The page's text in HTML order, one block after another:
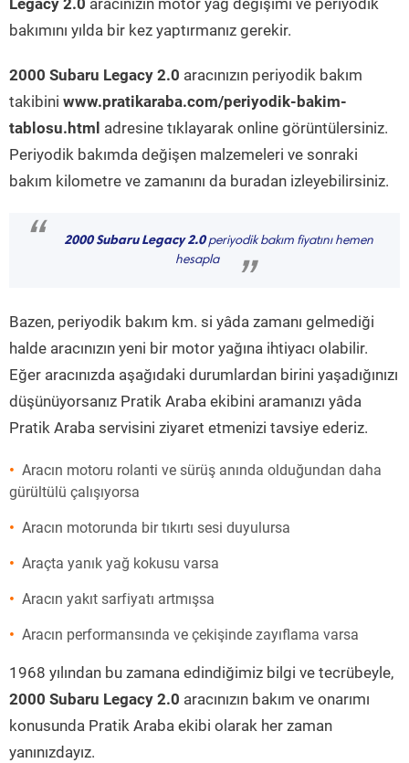
Legacy 2.0 aracınızın motor yağ değişimi ve periyodik
bakımını yılda bir kez yaptırmanız gerekir.
2000 Subaru Legacy 2.0 aracınızın periyodik bakım
takibini www.pratikaraba.com/periyodik-bakim-
tablosu.html adresine tıklayarak online görüntülersiniz.
Periyodik bakımda değişen malzemeleri ve sonraki
bakım kilometre ve zamanını da buradan izleyebilirsiniz.
“ 2000 Subaru Legacy 2.0periyodik bakım fiyatını hemen
hesapla
”
Bazen, periyodik bakım km. si yâda zamanı gelmediği
halde aracınızın yeni bir motor yağına ihtiyacı olabilir.
Eğer aracınızda aşağıdaki durumlardan birini yaşadığınızı
düşünüyorsanız Pratik Araba ekibini aramanızı yâda
Pratik Araba servisini ziyaret etmenizi tavsiye ederiz.
Aracın motoru rolanti ve sürüş anında olduğundan daha
gürültülü çalışıyorsa
Aracın motorunda bir tıkırtı sesi duyulursa
Araçta yanık yağ kokusu varsa
Aracın yakıt sarfiyatı artmışsa
Aracın performansında ve çekişinde zayıflama varsa
1968 yılından bu zamana edindiğimiz bilgi ve tecrübeyle,
2000 Subaru Legacy 2.0 aracınızın bakım ve onarımı
konusunda Pratik Araba ekibi olarak her zaman
yanınızdayız.